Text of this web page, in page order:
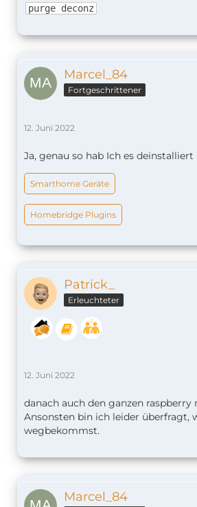
purge deconz
Marcel_84
Fortgeschrittener
12. Juni 2022
Ja, genau so hab Ich es deinstalliert
Smarthome Geräte
Homebridge Plugins
Patrick_
Erleuchteter
12. Juni 2022
danach auch den ganzen raspberry
Ansonsten bin ich leider überfragt,
wegbekommst.
Marcel_84